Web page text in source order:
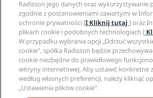
Współpraca
Odpowiedzialny biznes
Zaopatrzenie
Umowa dotycząca korzystania z witryny
Dostępność cyfrowa
Oświadczenie dotyczące współczesnego
Kontakt
Najczęściej zadawane pytania
Mapa witryny
Media społecznościowe
Marki Radisson Hotels
Radisson jego danych oraz wykorzystywanie
zgodnie z postanowieniami zawartymi w
ochronie prywatności [I Kliknij tutaj] oraz
plikach cookie i podobnych technologiach [
W przypadku wybrania opcji „Odrzuć
cookie”, spółka Radisson będzie
cookie niezbędne do prawidłowego
witryny internetowej. Aby ustawić konkretne
według własnych preferencji, należy kliknąć
„Ustawienia plików cookie”.